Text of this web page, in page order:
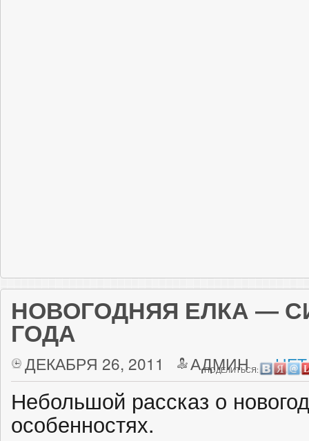
НОВОГОДНЯЯ ЕЛКА —
ГОДА
ДЕКАБРЯ 26, 2011 АДМИН
ПОДЕЛИТЬСЯ:
Небольшой рассказ о
особенностях.